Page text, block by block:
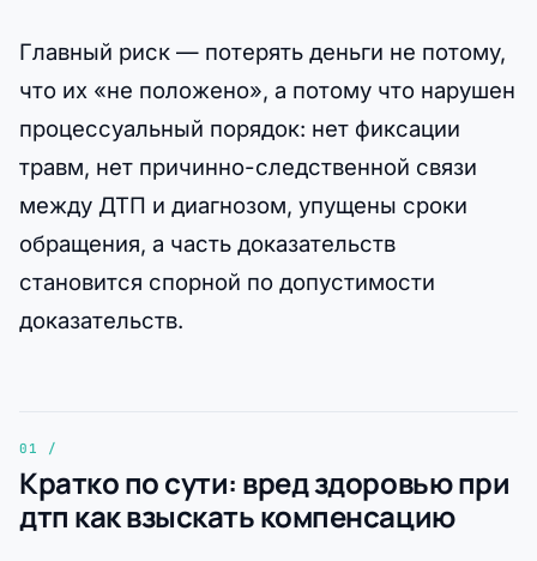
Главный риск — потерять деньги не потому,
что их «не положено», а потому что нарушен
процессуальный порядок: нет фиксации
травм, нет причинно-следственной связи
между ДТП и диагнозом, упущены сроки
обращения, а часть доказательств
становится спорной по допустимости
доказательств.
Кратко по сути: вред здоровью при
дтп как взыскать компенсацию